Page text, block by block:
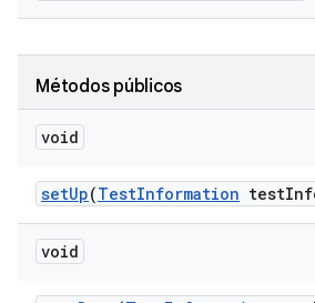
Métodos públicos
void
setUp(TestInformation test
void